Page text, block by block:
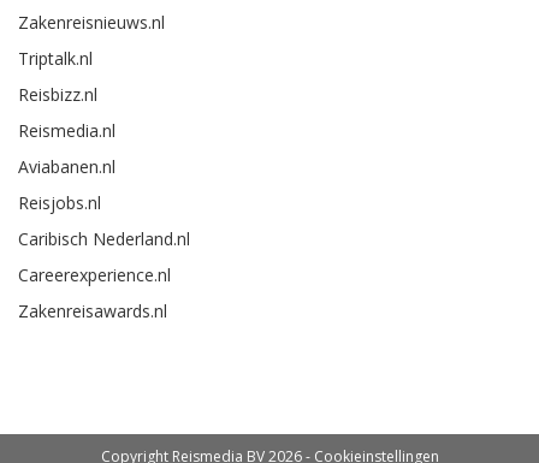
Zakenreisnieuws.nl
Triptalk.nl
Reisbizz.nl
Reismedia.nl
Aviabanen.nl
Reisjobs.nl
Caribisch Nederland.nl
Careerexperience.nl
Zakenreisawards.nl
Copyright Reismedia BV 2026 - Cookieinstellingen